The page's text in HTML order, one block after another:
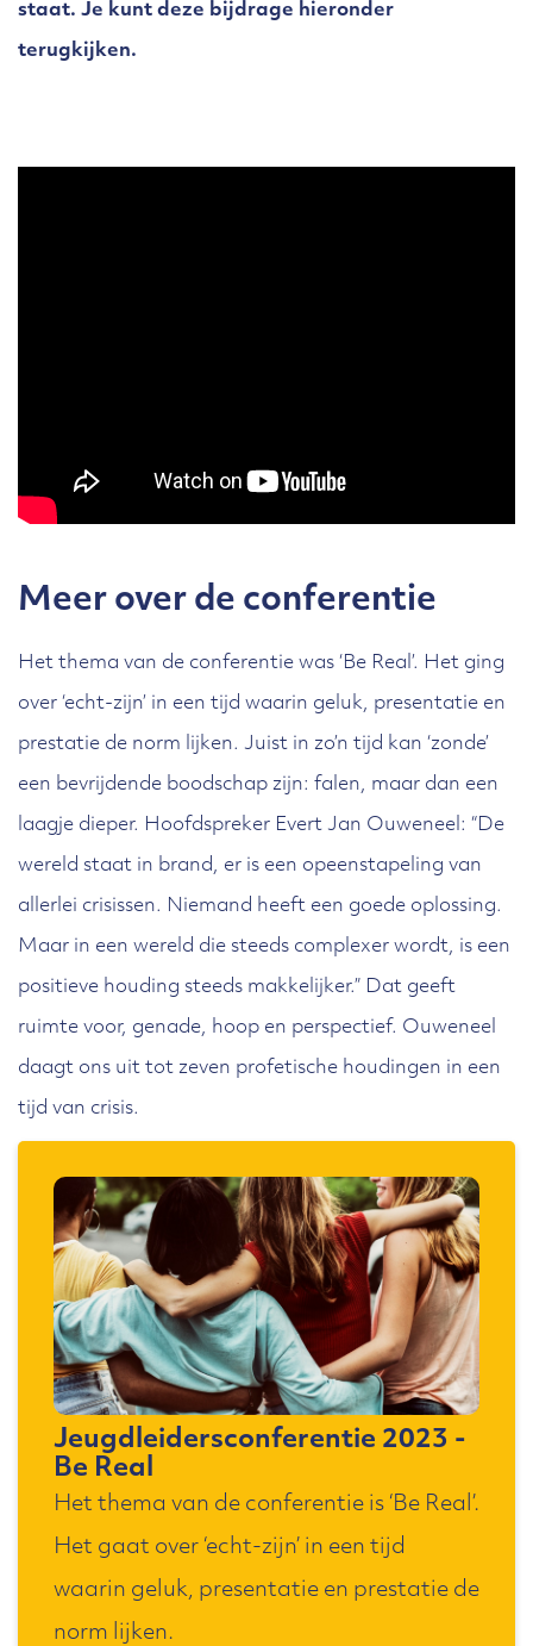
staat. Je kunt deze bijdrage hieronder
terugkijken.
Meer over de conferentie
Het thema van de conferentie was ‘Be Real’. Het ging
over ‘echt-zijn’ in een tijd waarin geluk, presentatie en
prestatie de norm lijken. Juist in zo’n tijd kan ‘zonde’
een bevrijdende boodschap zijn: falen, maar dan een
laagje dieper. Hoofdspreker Evert Jan Ouweneel: “De
wereld staat in brand, er is een opeenstapeling van
allerlei crisissen. Niemand heeft een goede oplossing.
Maar in een wereld die steeds complexer wordt, is een
positieve houding steeds makkelijker.” Dat geeft
ruimte voor, genade, hoop en perspectief. Ouweneel
daagt ons uit tot zeven profetische houdingen in een
tijd van crisis.
Jeugdleidersconferentie 2023 -
Be Real
Het thema van de conferentie is ‘Be Real’.
Het gaat over ‘echt-zijn’ in een tijd
waarin geluk, presentatie en prestatie de
norm lijken.